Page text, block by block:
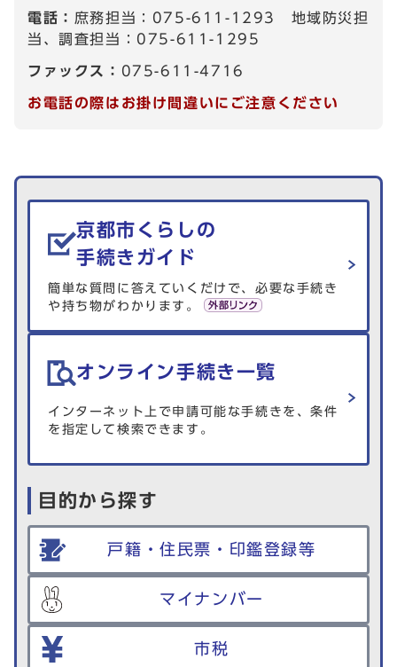
電話： 庶務担当：075-611-1293 地域防災担
当、調査担当：075-611-1295
ファックス： 075-611-4716
お電話の際はお掛け間違いにご注意ください
生活情報を探す
京都市くらしの
手続きガイド
簡単な質問に答えていくだけで、必要な手続き
や持ち物がわかります。
オンライン手続き一覧
インターネット上で申請可能な手続きを、条件
を指定して検索できます。
目的から探す
戸籍・住民票・印鑑登録等
マイナンバー
市税